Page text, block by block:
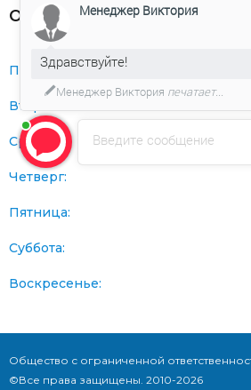
Оферта
Понедельник:
Вторник:
Среда:
Четверг:
Пятница:
Суббота:
Воскресенье:
Общество с ограниченной
©Все права защищены. 2010-2026
Введите сообщение
Менеджер Виктория
Здравствуйте!
Менеджер Виктория печатает...